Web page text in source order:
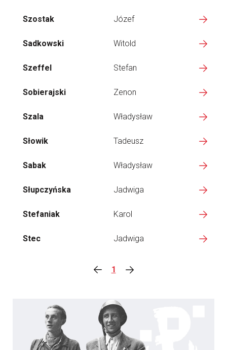
Szostak Józef
Sadkowski Witold
Szeffel Stefan
Sobierajski Zenon
Szala Władysław
Słowik Tadeusz
Sabak Władysław
Słupczyńska Jadwiga
Stefaniak Karol
Stec Jadwiga
1